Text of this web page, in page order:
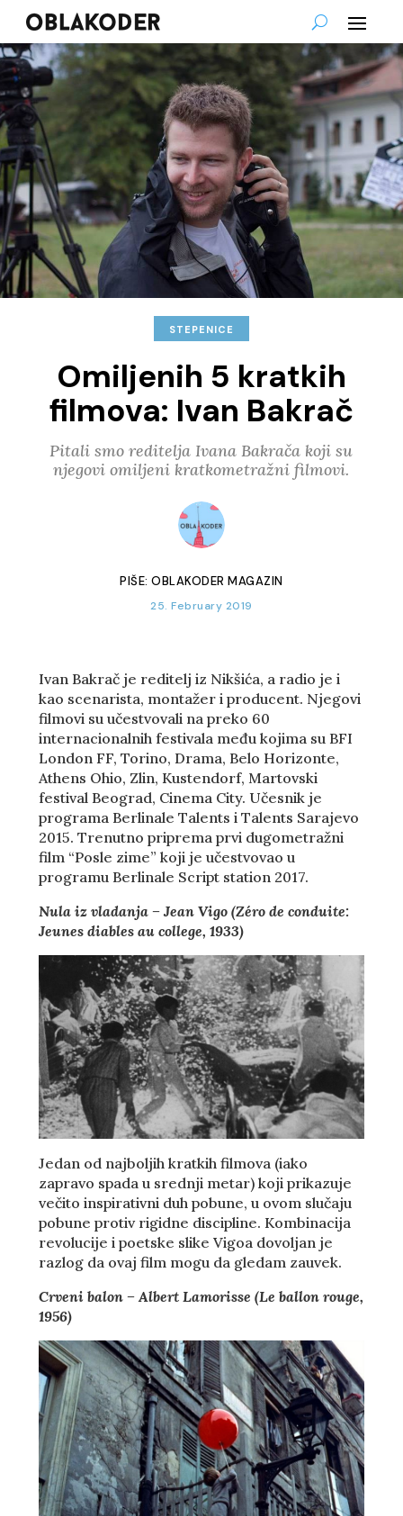
STEPENICE
Omiljenih 5 kratkih
filmova: Ivan Bakrač
Pitali smo reditelja Ivana Bakrača koji su
njegovi omiljeni kratkometražni filmovi.
PIŠE:OBLAKODER MAGAZIN
25. February 2019
Ivan Bakrač je reditelj iz Nikšića, a radio je i
kao scenarista, montažer i producent. Njegovi
filmovi su učestvovali na preko 60
internacionalnih festivala među kojima su BFI
London FF, Torino, Drama, Belo Horizonte,
Athens Ohio, Zlin, Kustendorf, Martovski
festival Beograd, Cinema City. Učesnik je
programa Berlinale Talents i Talents Sarajevo
2015. Trenutno priprema prvi dugometražni
film “Posle zime” koji je učestvovao u
programu Berlinale Script station 2017.
Nula iz vladanja – Jean Vigo (Zéro de conduite:
Jeunes diables au college, 1933)
Jedan od najboljih kratkih filmova (iako
zapravo spada u srednji metar) koji prikazuje
večito inspirativni duh pobune, u ovom slučaju
pobune protiv rigidne discipline. Kombinacija
revolucije i poetske slike Vigoa dovoljan je
razlog da ovaj film mogu da gledam zauvek.
Crveni balon – Albert Lamorisse (Le ballon rouge,
1956)